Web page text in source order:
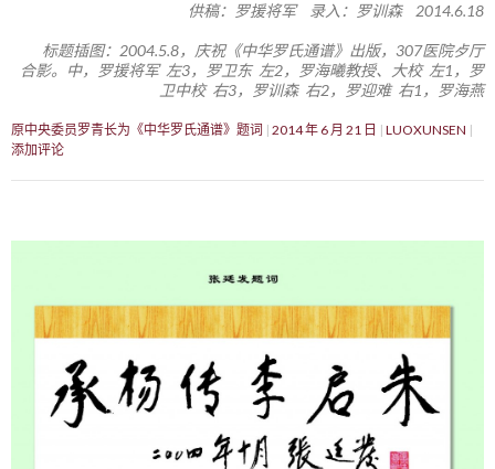
供稿：罗援将军 录入：罗训森 2014.6.18
标题插图：2004.5.8，庆祝《中华罗氏通谱》出版，307医院歺厅
合影。中，罗援将军 左3，罗卫东 左2，罗海曦教授、大校 左1，罗
卫中校 右3，罗训森 右2，罗迎难 右1，罗海燕
原中央委员罗青长为《中华罗氏通谱》题词 2014 年 6 月 21 日
LUOXUNSEN
添加评论